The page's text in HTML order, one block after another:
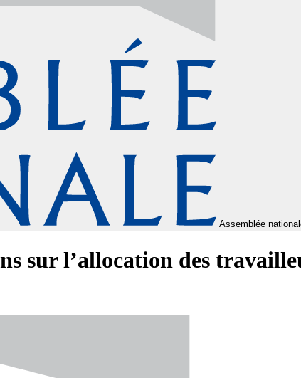
Assemblée
sur l’allocation des